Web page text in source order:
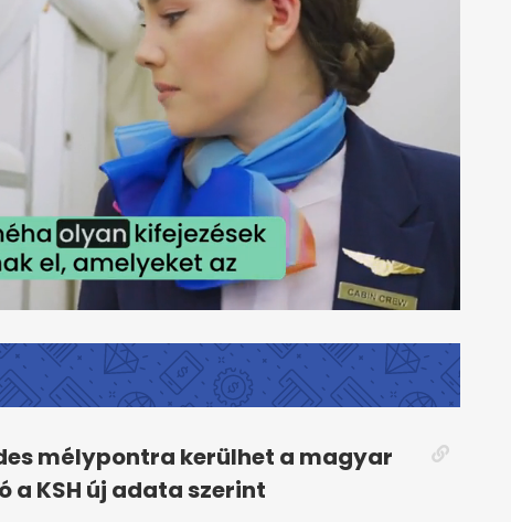
mélypontra kerülhet a magyar
a KSH új adata szerint